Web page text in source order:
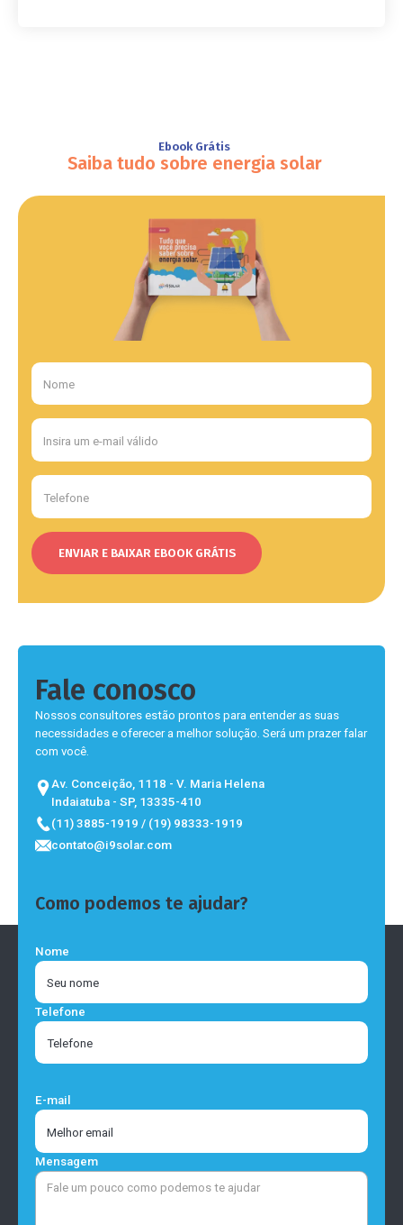
Ebook Grátis
Saiba tudo sobre energia solar
Fale conosco
Nossos consultores estão prontos para entender as suas
necessidades e oferecer a melhor solução. Será um prazer falar
com você.
Av. Conceição, 1118 - V. Maria Helena
Indaiatuba - SP, 13335-410
(11) 3885-1919 / (19) 98333-1919
contato@i9solar.com
Como podemos te ajudar?
Nome
Telefone
E-mail
Mensagem